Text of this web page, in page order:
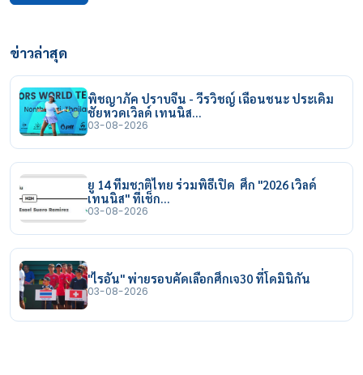
ข่าวล่าสุด
พิชญาภัค ปราบจีน - วีรวิชญ์ เฉือนชนะ ประเดิม
ชัยหวดเวิลด์ เทนนิส…
03-08-2026
ยู 14 ทีมชาติไทย ร่วมพิธีเปิด ศึก "2026 เวิลด์
เทนนิส" ที่เช็ก…
03-08-2026
"ไรอัน" พ่ายรอบคัดเลือกศึกเจ30 ที่โดมินิกัน
03-08-2026